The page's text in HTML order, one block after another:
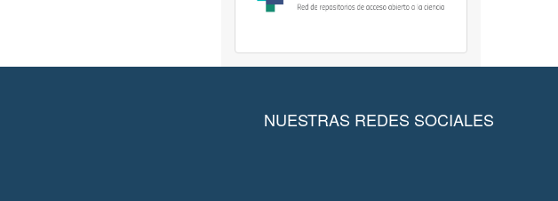
NUESTRAS REDES SOCIALES